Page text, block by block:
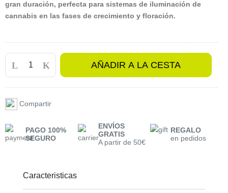
gran duración, perfecta para sistemas de iluminación de
cannabis en las fases de crecimiento y floración.
AÑADIR A LA CESTA
Compartir
PAGO 100%
SEGURO
ENVÍOS
GRATIS
A partir de 50€
REGALO
en pedidos
Caracteristicas